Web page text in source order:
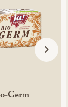
Germ